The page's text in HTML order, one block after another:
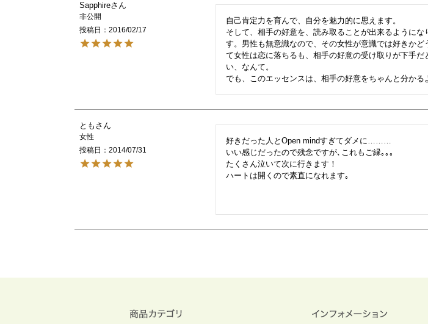
Sapphire
非公開
投稿日
2016/02/17
自己肯定力を育んで、自分を魅力的に思えます。
そして、相手の好意を、読み取ることが出来るように
す。男性も無意識なので、その女性が意識では好きか
て女性は恋に落ちるも、相手の好意の受け取りが下手
い、なんて。
でも、このエッセンスは、相手の好意をちゃんと分かる
とも
女性
投稿日
2014/07/31
好きだった人とOpen mindすぎてダメに………
いい感じだったので残念ですが､これもご縁｡｡｡
たくさん泣いて次に行きます！
ハートは開くので素直になれます｡